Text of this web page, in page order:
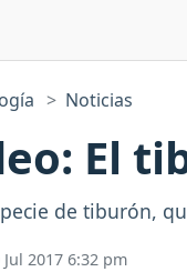
Noticias
El
de tiburón,
2017 6:32 pm